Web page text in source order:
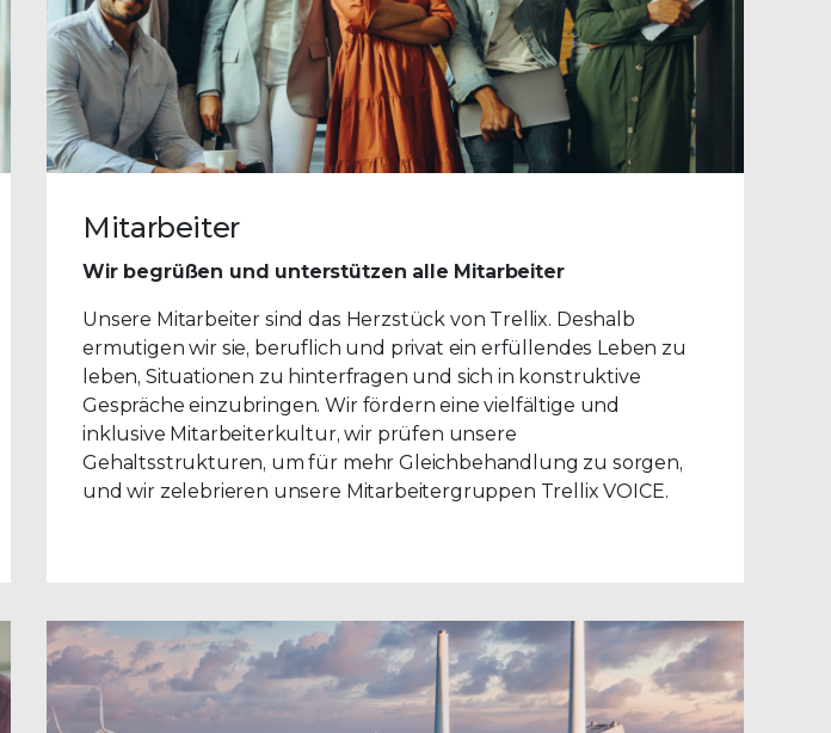
Mitarbeiter
Wir begrüßen und unterstützen alle Mitarbeiter
Unsere Mitarbeiter sind das Herzstück von Trellix. Deshalb
ermutigen wir sie, beruflich und privat ein erfüllendes Leben zu
leben, Situationen zu hinterfragen und sich in konstruktive
Gespräche einzubringen. Wir fördern eine vielfältige und
inklusive Mitarbeiterkultur, wir prüfen unsere
Gehaltsstrukturen, um für mehr Gleichbehandlung zu sorgen,
und wir zelebrieren unsere Mitarbeitergruppen Trellix VOICE.